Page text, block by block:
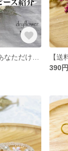
390円